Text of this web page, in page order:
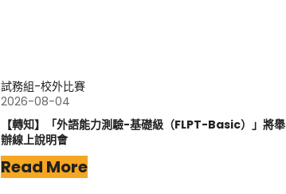
試務組-校外比賽
2026-08-04
【轉知】「外語能力測驗-基礎級（FLPT-Basic）」將舉
辦線上說明會
Read More